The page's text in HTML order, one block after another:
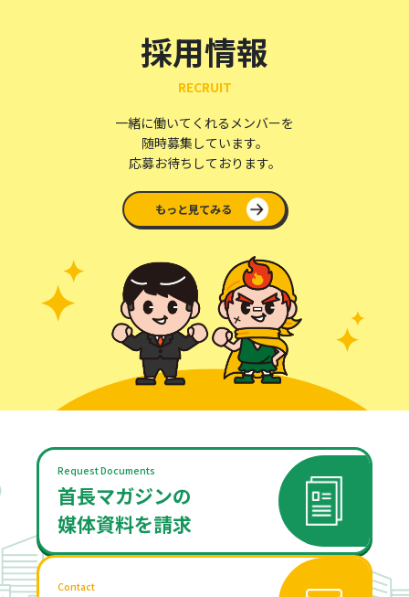
採用情報
RECRUIT
一緒に働いてくれるメンバーを
随時募集しています。
応募お待ちしております。
もっと見てみる
Request Documents
首長マガジンの
媒体資料を請求
Contact